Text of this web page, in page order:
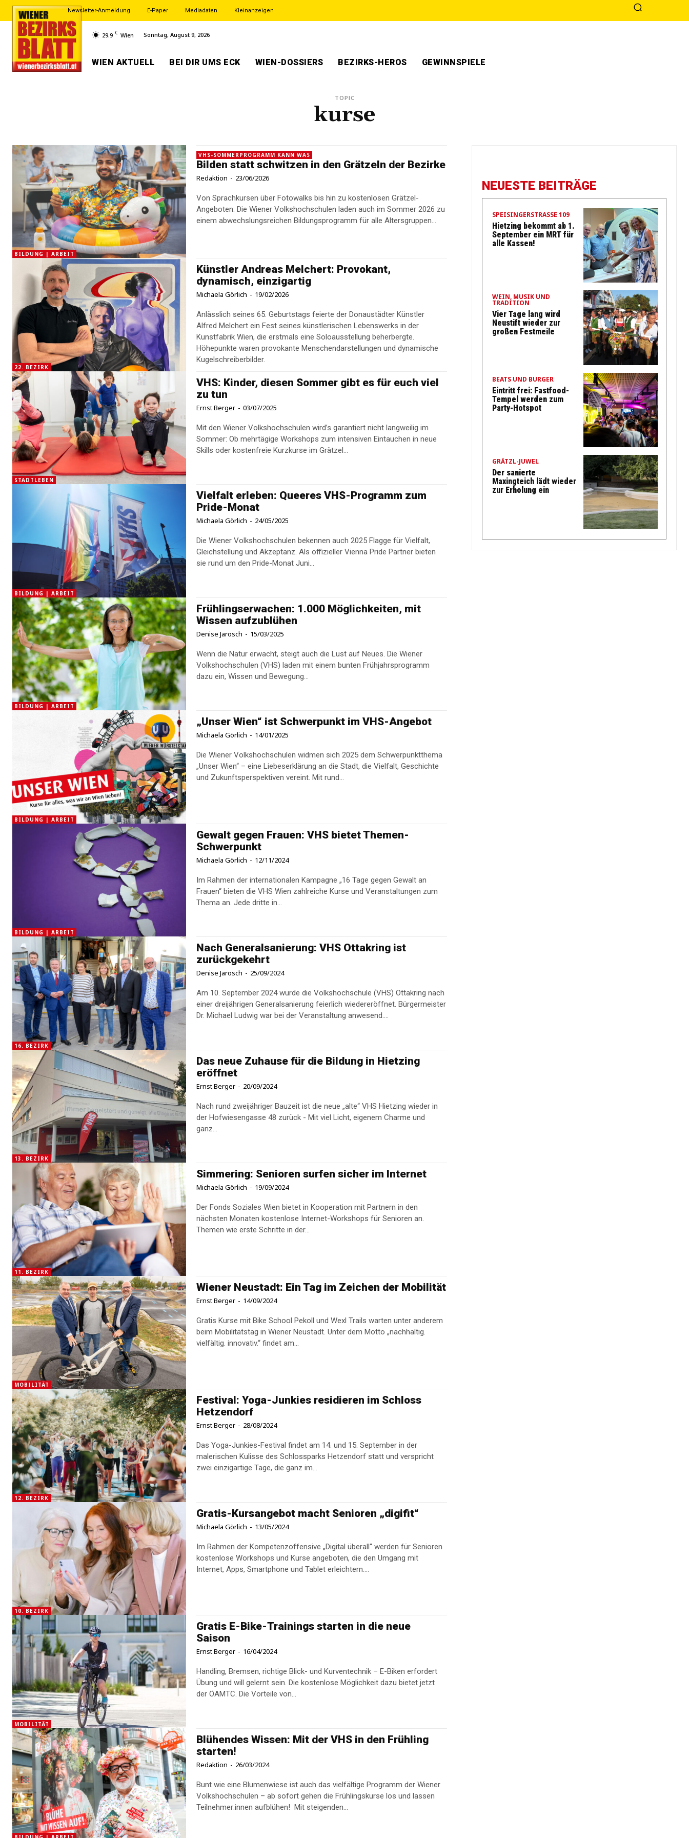
Newsletter-Anmeldung E-Paper Mediadaten Kleinanzeigen
29.9 C Wien Sonntag, August 9, 2026
WIEN AKTUELL BEI DIR UMS ECK WIEN-DOSSIERS BEZIRKS-HEROS GEWINNSPIELE
TOPIC
kurse
BILDUNG | ARBEIT
VHS-SOMMERPROGRAMM KANN WAS
Bilden statt schwitzen in den Grätzeln der Bezirke
Redaktion - 23/06/2026
Von Sprachkursen über Fotowalks bis hin zu kostenlosen Grätzel-
Angeboten: Die Wiener Volkshochschulen laden auch im Sommer 2026 zu
einem abwechslungsreichen Bildungsprogramm für alle Altersgruppen...
22. BEZIRK
Künstler Andreas Melchert: Provokant,
dynamisch, einzigartig
Michaela Görlich - 19/02/2026
Anlässlich seines 65. Geburtstags feierte der Donaustädter Künstler
Alfred Melchert ein Fest seines künstlerischen Lebenswerks in der
Kunstfabrik Wien, die erstmals eine Soloausstellung beherbergte.
Höhepunkte waren provokante Menschendarstellungen und dynamische
Kugelschreiberbilder.
STADTLEBEN
VHS: Kinder, diesen Sommer gibt es für euch viel
zu tun
Ernst Berger - 03/07/2025
Mit den Wiener Volkshochschulen wird’s garantiert nicht langweilig im
Sommer: Ob mehrtägige Workshops zum intensiven Eintauchen in neue
Skills oder kostenfreie Kurzkurse im Grätzel...
BILDUNG | ARBEIT
Vielfalt erleben: Queeres VHS-Programm zum
Pride-Monat
Michaela Görlich - 24/05/2025
Die Wiener Volkshochschulen bekennen auch 2025 Flagge für Vielfalt,
Gleichstellung und Akzeptanz. Als offizieller Vienna Pride Partner bieten
sie rund um den Pride-Monat Juni...
BILDUNG | ARBEIT
Frühlingserwachen: 1.000 Möglichkeiten, mit
Wissen aufzublühen
Denise Jarosch - 15/03/2025
Wenn die Natur erwacht, steigt auch die Lust auf Neues. Die Wiener
Volkshochschulen (VHS) laden mit einem bunten Frühjahrsprogramm
dazu ein, Wissen und Bewegung...
BILDUNG | ARBEIT
„Unser Wien“ ist Schwerpunkt im VHS-Angebot
Michaela Görlich - 14/01/2025
Die Wiener Volkshochschulen widmen sich 2025 dem Schwerpunktthema
„Unser Wien“ – eine Liebeserklärung an die Stadt, die Vielfalt, Geschichte
und Zukunftsperspektiven vereint. Mit rund...
BILDUNG | ARBEIT
Gewalt gegen Frauen: VHS bietet Themen-
Schwerpunkt
Michaela Görlich - 12/11/2024
Im Rahmen der internationalen Kampagne „16 Tage gegen Gewalt an
Frauen“ bieten die VHS Wien zahlreiche Kurse und Veranstaltungen zum
Thema an. Jede dritte in...
16. BEZIRK
Nach Generalsanierung: VHS Ottakring ist
zurückgekehrt
Denise Jarosch - 25/09/2024
Am 10. September 2024 wurde die Volkshochschule (VHS) Ottakring nach
einer dreijährigen Generalsanierung feierlich wiedereröffnet. Bürgermeister
Dr. Michael Ludwig war bei der Veranstaltung anwesend....
13. BEZIRK
Das neue Zuhause für die Bildung in Hietzing
eröffnet
Ernst Berger - 20/09/2024
Nach rund zweijähriger Bauzeit ist die neue „alte“ VHS Hietzing wieder in
der Hofwiesengasse 48 zurück - Mit viel Licht, eigenem Charme und
ganz...
11. BEZIRK
Simmering: Senioren surfen sicher im Internet
Michaela Görlich - 19/09/2024
Der Fonds Soziales Wien bietet in Kooperation mit Partnern in den
nächsten Monaten kostenlose Internet-Workshops für Senioren an.
Themen wie erste Schritte in der...
MOBILITÄT
Wiener Neustadt: Ein Tag im Zeichen der Mobilität
Ernst Berger - 14/09/2024
Gratis Kurse mit Bike School Pekoll und Wexl Trails warten unter anderem
beim Mobilitätstag in Wiener Neustadt. Unter dem Motto „nachhaltig.
vielfältig. innovativ.“ findet am...
12. BEZIRK
Festival: Yoga-Junkies residieren im Schloss
Hetzendorf
Ernst Berger - 28/08/2024
Das Yoga-Junkies-Festival findet am 14. und 15. September in der
malerischen Kulisse des Schlossparks Hetzendorf statt und verspricht
zwei einzigartige Tage, die ganz im...
10. BEZIRK
Gratis-Kursangebot macht Senioren „digifit“
Michaela Görlich - 13/05/2024
Im Rahmen der Kompetenzoffensive „Digital überall“ werden für Senioren
kostenlose Workshops und Kurse angeboten, die den Umgang mit
Internet, Apps, Smartphone und Tablet erleichtern....
MOBILITÄT
Gratis E-Bike-Trainings starten in die neue
Saison
Ernst Berger - 16/04/2024
Handling, Bremsen, richtige Blick- und Kurventechnik – E-Biken erfordert
Übung und will gelernt sein. Die kostenlose Möglichkeit dazu bietet jetzt
der ÖAMTC. Die Vorteile von...
Blühendes Wissen: Mit der VHS in den Frühling
starten!
Redaktion - 26/03/2024
Bunt wie eine Blumenwiese ist auch das vielfältige Programm der Wiener
Volkshochschulen – ab sofort gehen die Frühlingskurse los und lassen
Teilnehmer:innen aufblühen! Mit steigenden...
NEUESTE BEITRÄGE
SPEISINGERSTRASSE 109
Hietzing bekommt ab 1.
September ein MRT für
alle Kassen!
WEIN, MUSIK UND
TRADITION
Vier Tage lang wird
Neustift wieder zur
großen Festmeile
BEATS UND BURGER
Eintritt frei: Fastfood-
Tempel werden zum
Party-Hotspot
GRÄTZL-JUWEL
Der sanierte
Maxingteich lädt wieder
zur Erholung ein